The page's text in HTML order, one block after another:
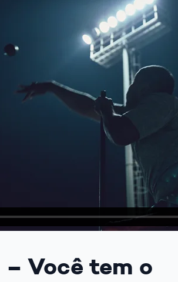
– Você tem o